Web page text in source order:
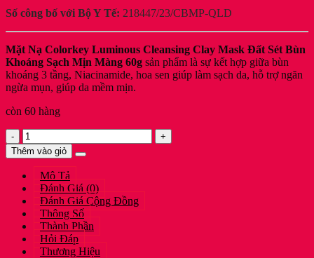
Số công bố với Bộ Y Tế: 218447/23/CBMP-QLD
Mặt Nạ Colorkey Luminous Cleansing Clay Mask Đất Sét Bùn
Khoáng Sạch Mịn Màng 60g sản phẩm là sự kết hợp giữa bùn
khoáng 3 tầng, Niacinamide, hoa sen giúp làm sạch da, hỗ trợ ngăn
ngừa mụn, giúp da mềm mịn.
còn 60 hàng
Colorkey
Mặt
Nạ
Đất
Sét
Bùn
Khoáng
Sạch
Mịn
Màng
Thêm vào giỏ
Mô Tả
Đánh Giá (0)
Đánh Giá Cộng Đồng
Thông Số
Thành Phần
Hỏi Đáp
Thương Hiệu